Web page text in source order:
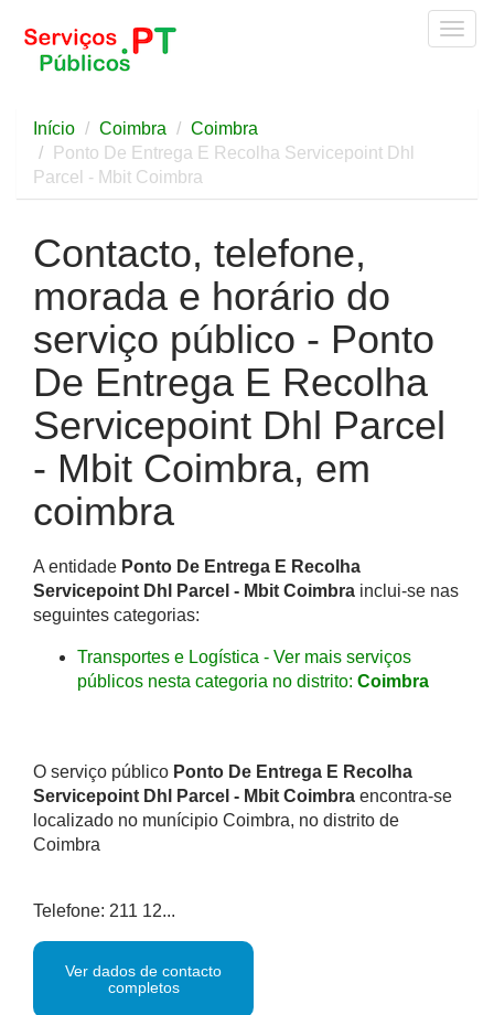
Início Coimbra
Coimbra
Ponto De Entrega E Recolha Servicepoint Dhl
Parcel - Mbit Coimbra
Contacto, telefone,
morada e horário do
serviço público - Ponto
De Entrega E Recolha
Servicepoint Dhl Parcel
- Mbit Coimbra, em
coimbra
A entidade Ponto De Entrega E Recolha
Servicepoint Dhl Parcel - Mbit Coimbra inclui-se nas
seguintes categorias:
Transportes e Logística - Ver mais serviços
públicos nesta categoria no distrito: Coimbra
O serviço público Ponto De Entrega E Recolha
Servicepoint Dhl Parcel - Mbit Coimbra encontra-se
localizado no munícipio Coimbra, no distrito de
Coimbra
Telefone: 211 12...
Ver dados de contacto
completos